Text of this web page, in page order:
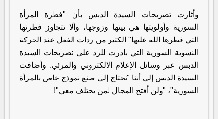
وأثارت تصريحات السيدة الدبس بأن "فطرة المرأة
السورية وأولويتها هي بيتها وزوجها، وألا تتجاوز فطرتها
التي فطرها الله عليها" الكثير من ردات الفعل عند الحركة
النسوية السورية التي بادرت للرد على تصريحات السيدة
الدبس عبر وسائل الإعلام الالكتروني والمرئي. وأضافت
السيدة الدبس إلى أننا "نحتاج إلى صنع نموذج خاص بالمرأة
السورية"، "ولن أفتح المجال لمن يختلف معي"!